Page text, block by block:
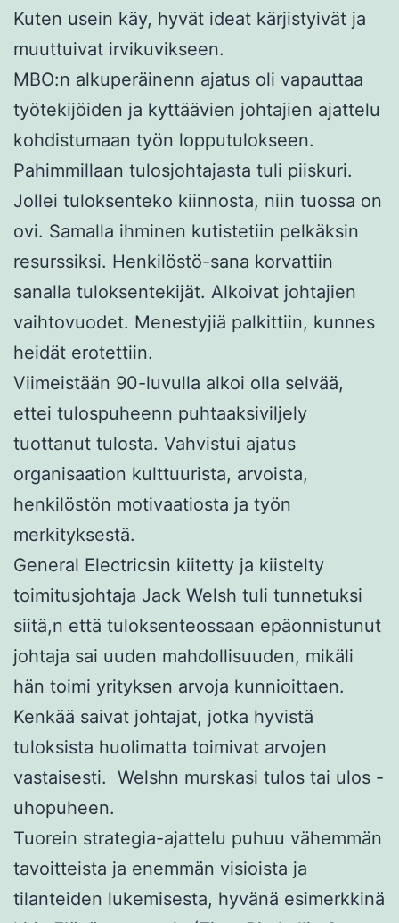
Kuten usein käy, hyvät ideat kärjistyivät ja
muuttuivat irvikuvikseen.
MBO:n alkuperäinenn ajatus oli vapauttaa
työtekijöiden ja kyttäävien johtajien ajattelu
kohdistumaan työn lopputulokseen.
Pahimmillaan tulosjohtajasta tuli piiskuri.
Jollei tuloksenteko kiinnosta, niin tuossa on
ovi. Samalla ihminen kutistetiin pelkäksin
resurssiksi. Henkilöstö-sana korvattiin
sanalla tuloksentekijät. Alkoivat johtajien
vaihtovuodet. Menestyjiä palkittiin, kunnes
heidät erotettiin.
Viimeistään 90-luvulla alkoi olla selvää,
ettei tulospuheenn puhtaaksiviljely
tuottanut tulosta. Vahvistui ajatus
organisaation kulttuurista, arvoista,
henkilöstön motivaatiosta ja työn
merkityksestä.
General Electricsin kiitetty ja kiistelty
toimitusjohtaja Jack Welsh tuli tunnetuksi
siitä,n että tuloksenteossaan epäonnistunut
johtaja sai uuden mahdollisuuden, mikäli
hän toimi yrityksen arvoja kunnioittaen.
Kenkää saivat johtajat, jotka hyvistä
tuloksista huolimatta toimivat arvojen
vastaisesti. Welshn murskasi tulos tai ulos -
uhopuheen.
Tuorein strategia-ajattelu puhuu vähemmän
tavoitteista ja enemmän visioista ja
tilanteiden lukemisesta, hyvänä esimerkkinä